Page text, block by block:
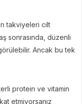
takviyeleri cilt
sonrasında, düzenli
Ancak bu tek
protein ve vitamin
etmiyorsanız